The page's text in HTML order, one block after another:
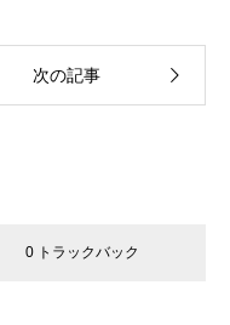
次の記事
0 トラックバック